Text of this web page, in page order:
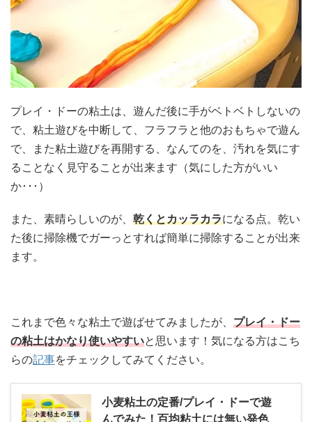
プレイ・ドーの粘土は、遊んだ後に手がベトベトしないの
で、粘土遊びを中断して、フラフラと他のおもちゃで遊ん
で、また粘土遊びを再開する、なんてのを、汚れを気にす
ることなく見守ることが出来ます（気にした方がいい
か･･･）
また、素晴らしいのが、 乾くとカッラカラになる点。乾い
た後に掃除機でガーっとすれば簡単に掃除することが出来
ます。
これまで色々な粘土で遊ばせてみましたが、 プレイ・ドー
の粘土はかなり使いやすいと思います！気になる方はこち
らの記事をチェックしてみてください。
小麦粘土の定番/プレイ・ドーで遊
んでみた！百均粘土には無い発色